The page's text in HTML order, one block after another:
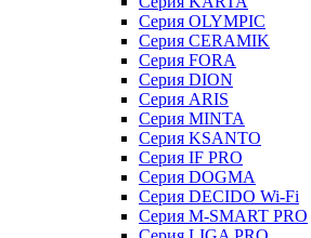
Серия OLYMPIC
Серия CERAMIK
Серия FORA
Серия DION
Серия ARIS
Серия MINTA
Серия KSANTO
Серия IF PRO
Серия DOGMA
Серия DECIDO Wi-Fi
Серия M-SMART PRO